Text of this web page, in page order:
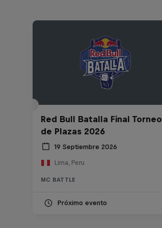
Red Bull Batalla Final Torneo
de Plazas 2026
19 Septiembre 2026
Lima, Peru
MC BATTLE
Próximo evento